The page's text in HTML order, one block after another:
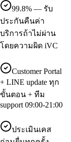
99.8% — รับ
ประกันคืนค่า
บริการถ้าไม่ผ่าน
โดยความผิด iVC
Customer Portal
+ LINE update ทุก
ขั้นตอน + ทีม
support 09:00-21:00
ประเมินเคส